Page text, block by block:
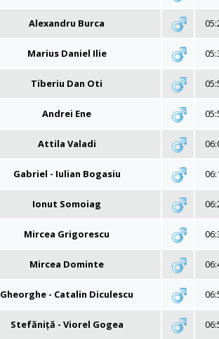
Alexandru Burca
Marius Daniel Ilie
Tiberiu Dan Oti
Andrei Ene
Attila Valadi
Gabriel - Iulian Bogasiu
Ionut Somoiag
Mircea Grigorescu
Mircea Dominte
Gheorghe - Catalin Diculescu
Stefăniță - Viorel Gogea